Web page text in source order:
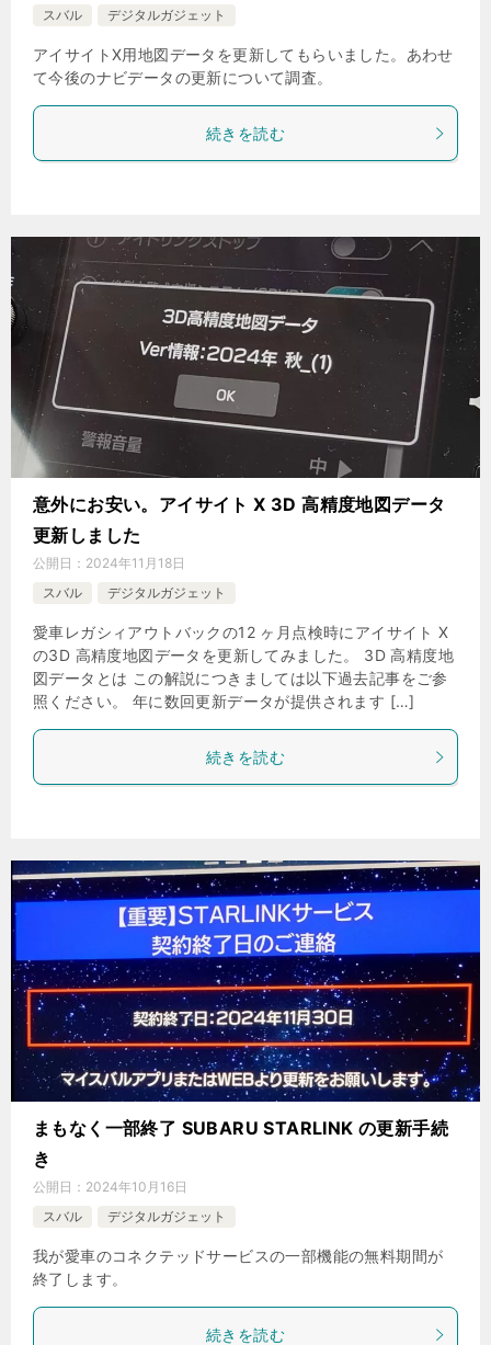
スバル
デジタルガジェット
アイサイトX用地図データを更新してもらいました。あわせ
て今後のナビデータの更新について調査。
続きを読む
意外にお安い。アイサイト X 3D 高精度地図データ
更新しました
公開日： 2024年11月18日
スバル
デジタルガジェット
愛車レガシィアウトバックの12 ヶ月点検時にアイサイト X
の3D 高精度地図データを更新してみました。 3D 高精度地
図データとは この解説につきましては以下過去記事をご参
照ください。 年に数回更新データが提供されます […]
続きを読む
まもなく一部終了 SUBARU STARLINK の更新手続
き
公開日： 2024年10月16日
スバル
デジタルガジェット
我が愛車のコネクテッドサービスの一部機能の無料期間が
終了します。
続きを読む